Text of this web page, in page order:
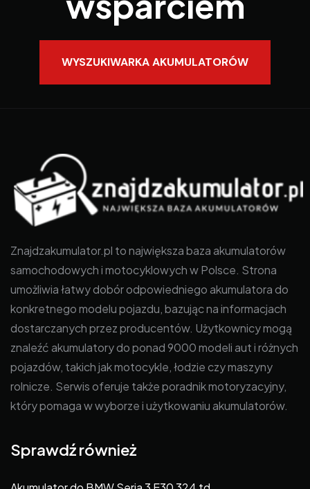
WYSZUKIWARKA AKUMULATORÓW
Znajdzakumulator.pl to największa baza akumulatorów
samochodowych i motocyklowych w Polsce. Strona
umożliwia łatwy dobór odpowiedniego akumulatora do
konkretnego modelu pojazdu, bazując na informacjach
dostarczanych przez producentów. Użytkownicy mogą
znaleźć akumulatory do ponad 9000 modeli aut i różnych
pojazdów, takich jak motocykle, łodzie czy maszyny
rolnicze. Serwis oferuje także poradnik motoryzacyjny,
który pomaga w wyborze i użytkowaniu akumulatorów.
Sprawdź również